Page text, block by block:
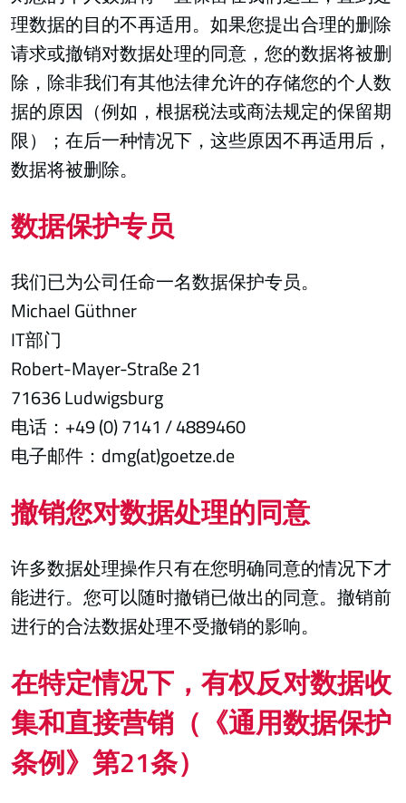
理数据的目的不再适用。如果您提出合理的删除
请求或撤销对数据处理的同意，您的数据将被删
除，除非我们有其他法律允许的存储您的个人数
据的原因（例如，根据税法或商法规定的保留期
限）；在后一种情况下，这些原因不再适用后，
数据将被删除。
数据保护专员
我们已为公司任命一名数据保护专员。
Michael Güthner
IT部门
Robert-Mayer-Straße 21
71636 Ludwigsburg
电话：+49 (0) 7141 / 4889460
电子邮件：dmg(at)goetze.de
撤销您对数据处理的同意
许多数据处理操作只有在您明确同意的情况下才
能进行。您可以随时撤销已做出的同意。撤销前
进行的合法数据处理不受撤销的影响。
在特定情况下，有权反对数据收
集和直接营销（《通用数据保护
条例》第21条）